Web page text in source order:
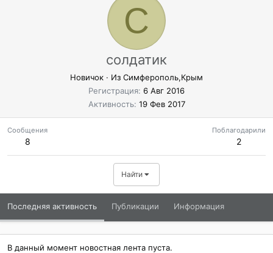
С
солдатик
Новичок · Из Симферополь,Крым
Регистрация 6 Авг 2016
Активность 19 Фев 2017
Сообщения
8
Поблагодарили
2
Найти
Последняя активность Публикации Информация
В данный момент новостная лента пуста.